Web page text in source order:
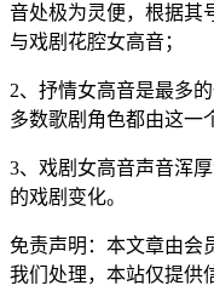
音处极为灵便，根据其
与戏剧花腔女高音；
2、抒情女高音是最多
多数歌剧角色都由这一
3、戏剧女高音声音浑
的戏剧变化。
免责声明： 本文章由会
我们处理，本站仅提供